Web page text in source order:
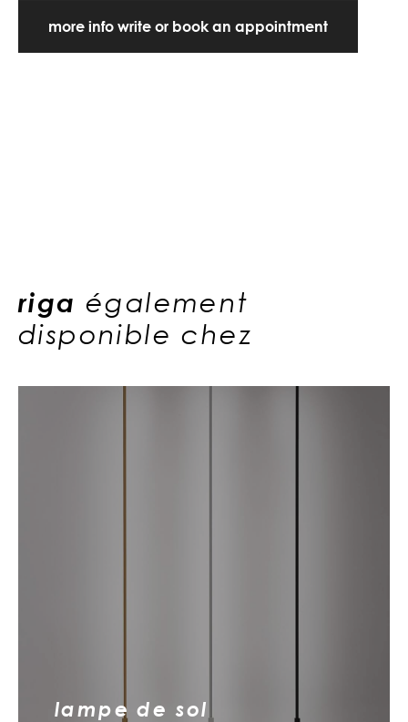
more info write or book an appointment
riga également
disponible chez
lampe de sol